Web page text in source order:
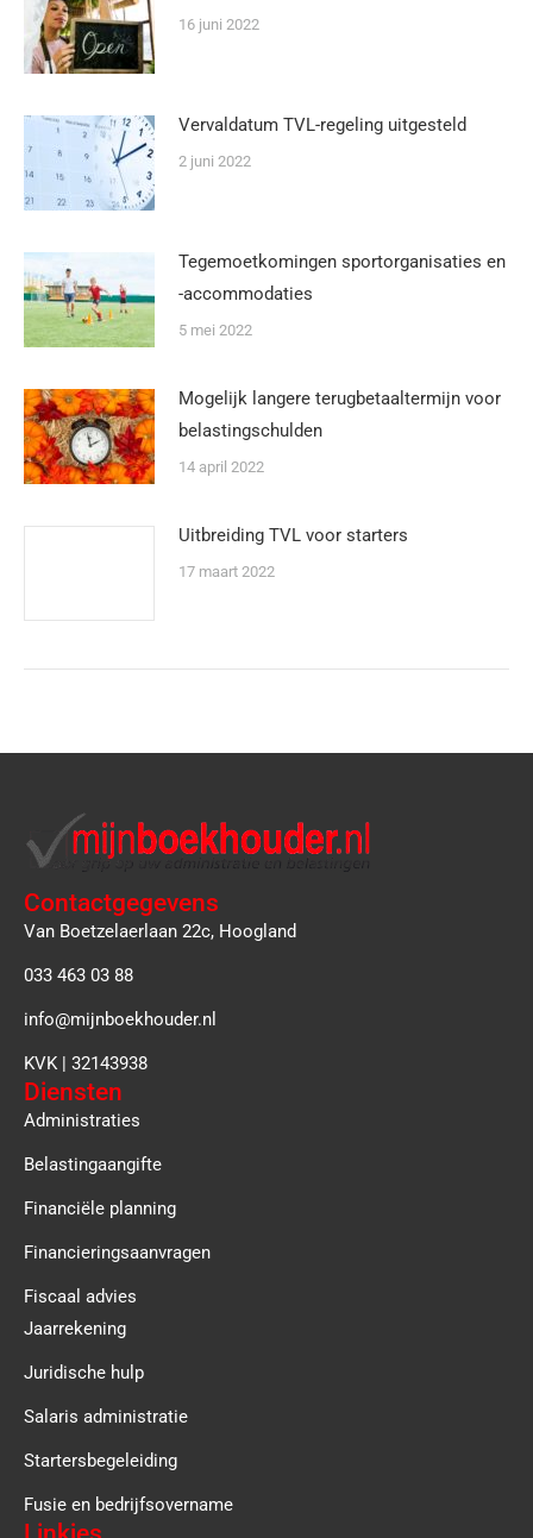
16 juni 2022
Vervaldatum TVL-regeling uitgesteld
2 juni 2022
Tegemoetkomingen sportorganisaties en
-accommodaties
5 mei 2022
Mogelijk langere terugbetaaltermijn voor
belastingschulden
14 april 2022
Uitbreiding TVL voor starters
17 maart 2022
Contactgegevens
Van Boetzelaerlaan 22c, Hoogland
033 463 03 88
info@mijnboekhouder.nl
KVK | 32143938
Diensten
Administraties
Belastingaangifte
Financiële planning
Financieringsaanvragen
Fiscaal advies
Jaarrekening
Juridische hulp
Salaris administratie
Startersbegeleiding
Fusie en bedrijfsovername